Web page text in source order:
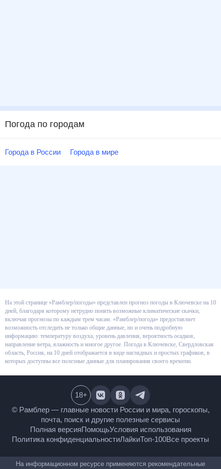
Погода по городам
Города в России Города в мире
На этой странице «Рамблер/погоды» представлен прогноз погоды в
Ключевске на 10 дней, благодаря которому нетрудно понять возможные
климатические скачки, включая прогнозы по каждым трем часам.
«Рамблер/погода» предоставляет возможность отследить не только
общие данные, но и очень подробную информацию: температуру воздуха,
уровень давления, вероятность осадков, направление ветра, влажность и
многое другое. Погода в Ключевске, Свердловская область, Россия, на 10
дней отображается в виде наглядных и простых графиков, в которых
© Рамблер — главные новости России и мира,
гороскопы, почта, поиск и другие полезные сервисы
Полная версияПомощьУсловия использования
Все проекты
18+